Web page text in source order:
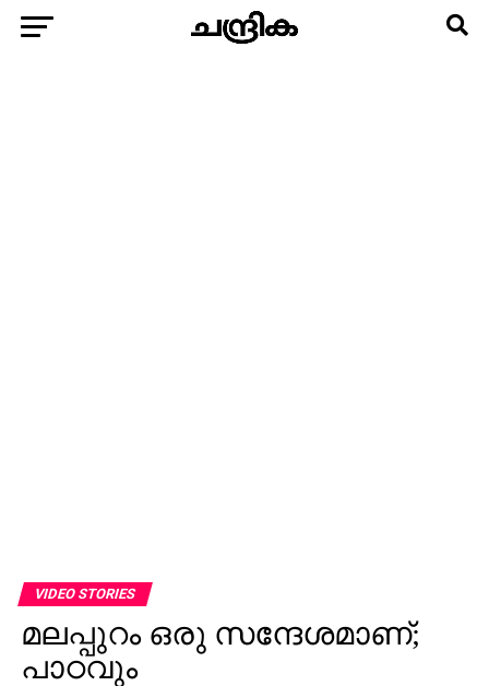
VIDEO STORIES
മലപ്പുറം ഒരു സന്ദേശമാണ്;
പാഠവും